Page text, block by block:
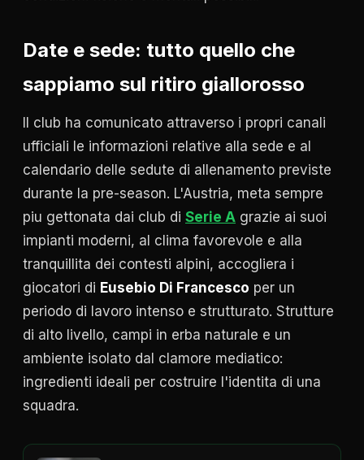
Date e sede: tutto quello che
sappiamo sul ritiro giallorosso
Il club ha comunicato attraverso i propri canali
ufficiali le informazioni relative alla sede e al
calendario delle sedute di allenamento previste
durante la pre-season. L'Austria, meta sempre
piu gettonata dai club di Serie A grazie ai suoi
impianti moderni, al clima favorevole e alla
tranquillita dei contesti alpini, accogliera i
giocatori di Eusebio Di Francesco per un
periodo di lavoro intenso e strutturato. Strutture
di alto livello, campi in erba naturale e un
ambiente isolato dal clamore mediatico:
ingredienti ideali per costruire l'identita di una
squadra.